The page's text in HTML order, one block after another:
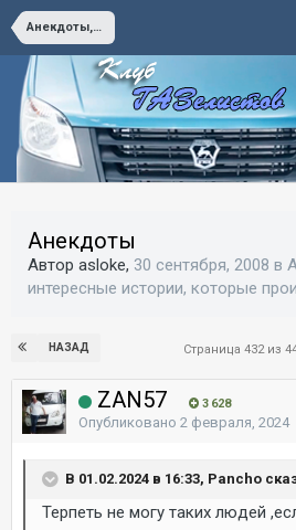
Анекдоты, приколы, интересные истории, которые произошли с вами
Анекдоты
Автор asloke, 30 сентября, 2008 в
интересные истории, которые
НАЗАД Страница 432 из
ZAN57 3 628
Опубликовано 2 февраля, 2024
В 01.02.2024 в 16:33, Pancho
Терпеть не могу таких людей